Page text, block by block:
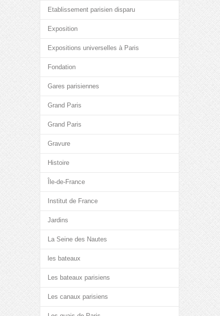
Etablissement parisien disparu
Exposition
Expositions universelles à Paris
Fondation
Gares parisiennes
Grand Paris
Grand Paris
Gravure
Histoire
Île-de-France
Institut de France
Jardins
La Seine des Nautes
les bateaux
Les bateaux parisiens
Les canaux parisiens